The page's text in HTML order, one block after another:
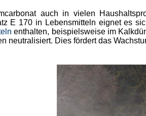
auch in vielen
E 170 in Lebensmitteln eignet es
enthalten, beispielsweise im
neutralisiert. Dies fördert das